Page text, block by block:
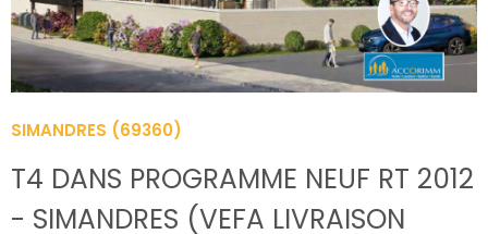
SIMANDRES (69360)
T4 DANS PROGRAMME NEUF RT 2012
- SIMANDRES (VEFA LIVRAISON